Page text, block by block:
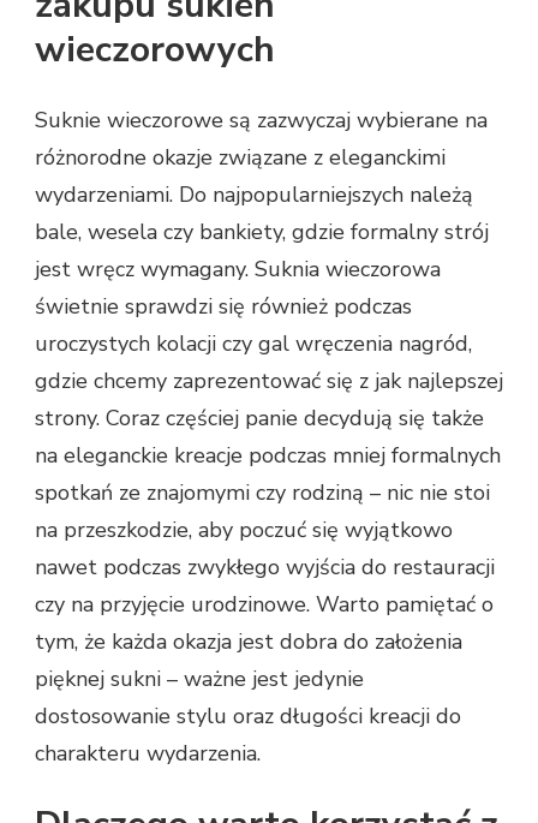
wieczorowych
Suknie wieczorowe są zazwyczaj wybierane na
różnorodne okazje związane z eleganckimi
wydarzeniami. Do najpopularniejszych należą
bale, wesela czy bankiety, gdzie formalny strój
jest wręcz wymagany. Suknia wieczorowa
świetnie sprawdzi się również podczas
uroczystych kolacji czy gal wręczenia nagród,
gdzie chcemy zaprezentować się z jak najlepszej
strony. Coraz częściej panie decydują się także
na eleganckie kreacje podczas mniej formalnych
spotkań ze znajomymi czy rodziną – nic nie stoi
na przeszkodzie, aby poczuć się wyjątkowo
nawet podczas zwykłego wyjścia do restauracji
czy na przyjęcie urodzinowe. Warto pamiętać o
tym, że każda okazja jest dobra do założenia
pięknej sukni – ważne jest jedynie
dostosowanie stylu oraz długości kreacji do
charakteru wydarzenia.